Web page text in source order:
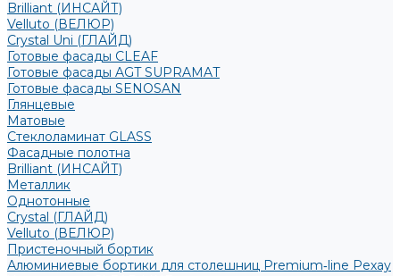
Brilliant (ИНСАЙТ)
Velluto (ВЕЛЮР)
Crystal Uni (ГЛАЙД)
Готовые фасады CLEAF
Готовые фасады AGT SUPRAMAT
Готовые фасады SENOSAN
Глянцевые
Матовые
Стеклоламинат GLASS
Фасадные полотна
Brilliant (ИНСАЙТ)
Металлик
Однотонные
Crystal (ГЛАЙД)
Velluto (ВЕЛЮР)
Пристеночный бортик
Алюминиевые бортики для столешниц Premium‑line Рехау